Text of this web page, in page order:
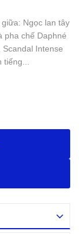
Ngọc lan tây
chế Daphné
Scandal Intense